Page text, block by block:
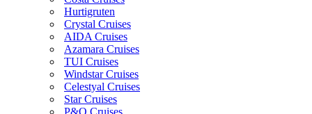
Hurtigruten
Crystal Cruises
AIDA Cruises
Azamara Cruises
TUI Cruises
Windstar Cruises
Celestyal Cruises
Star Cruises
P&O Cruises